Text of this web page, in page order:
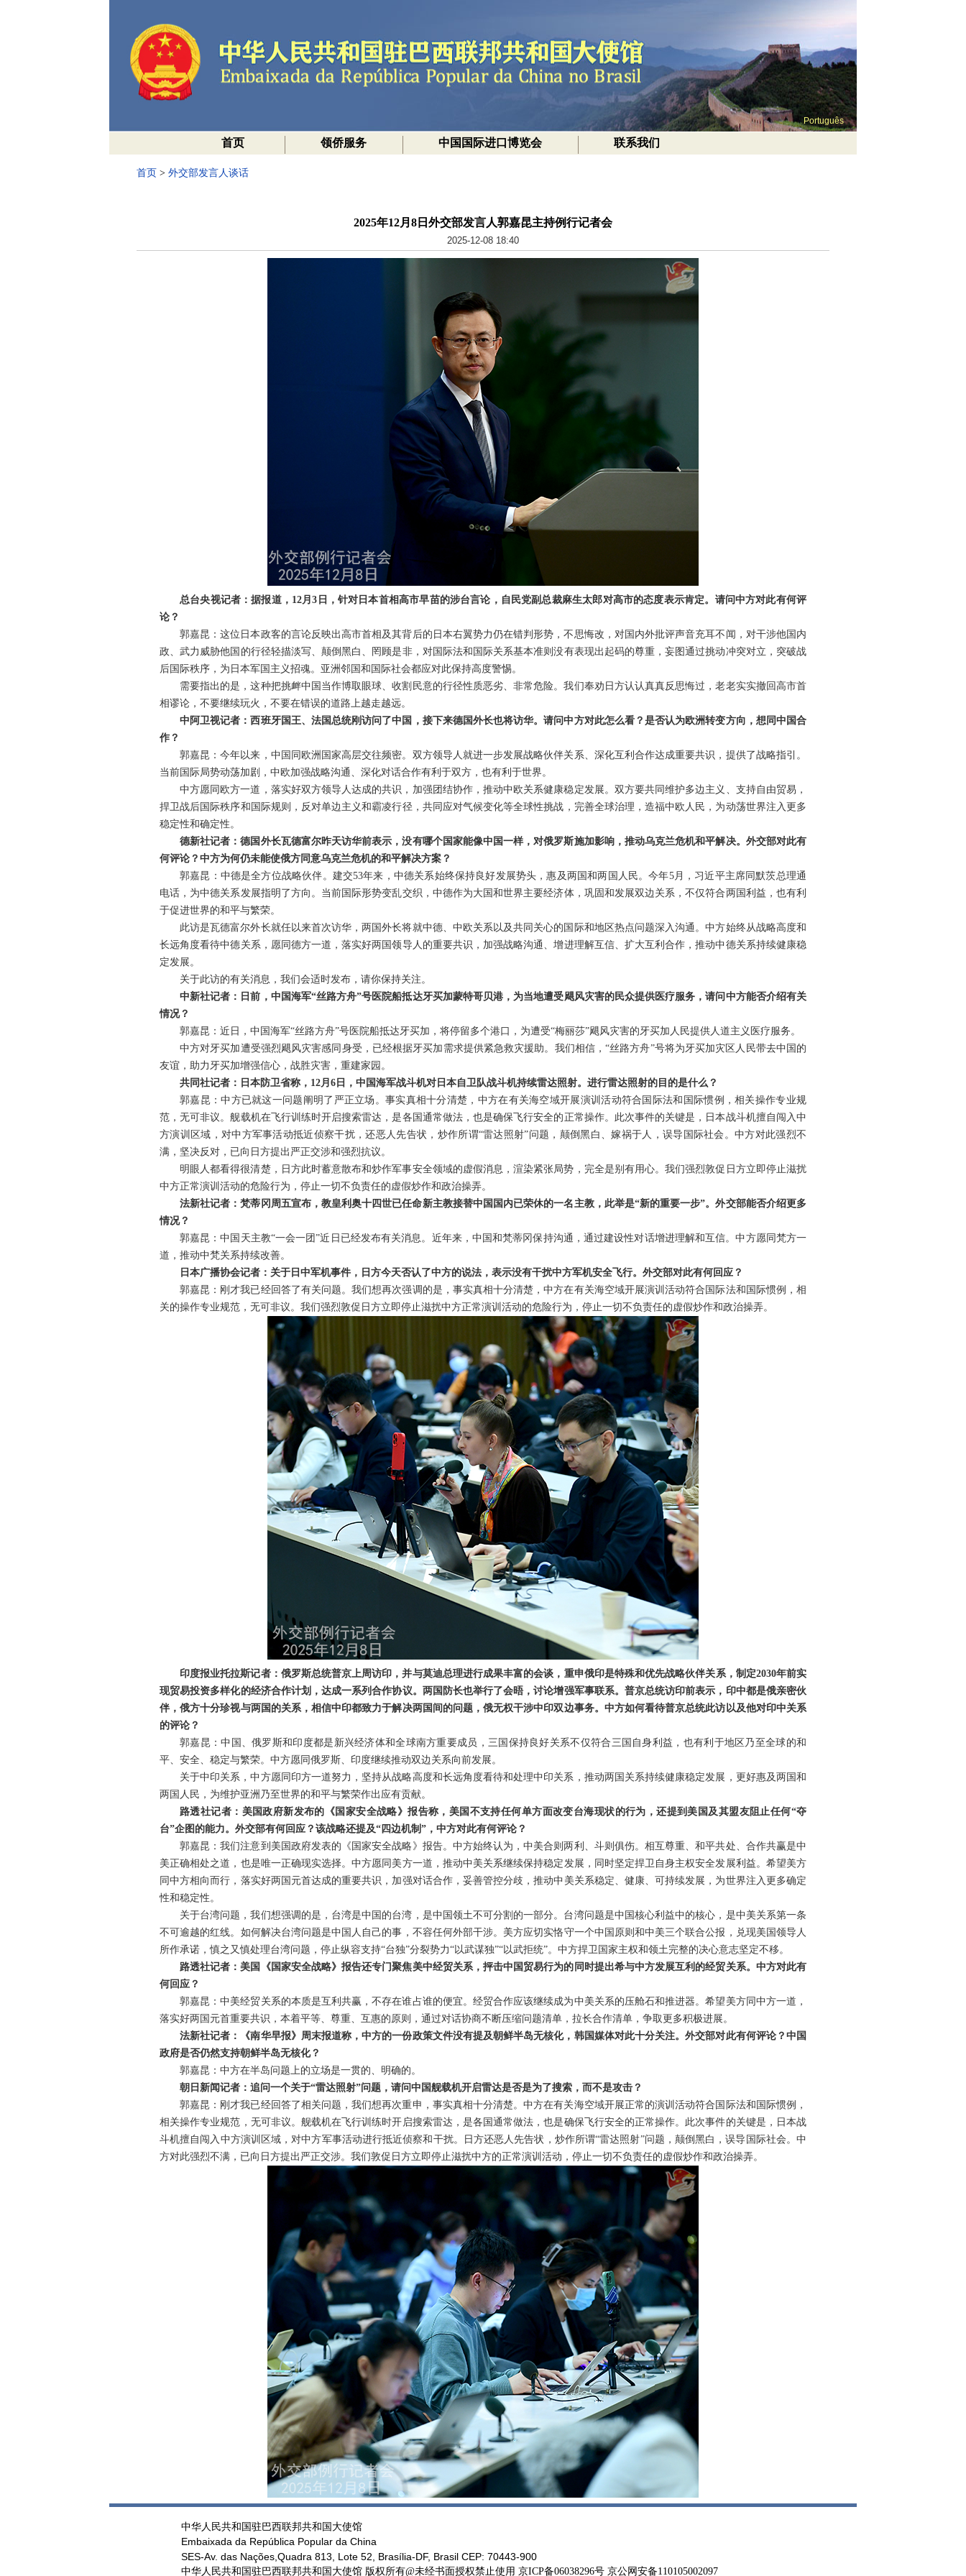
Português
首页 领侨服务 中国国际进口博览会 联系我们
首页 > 外交部发言人谈话
2025年12月8日外交部发言人郭嘉昆主持例行记者会
2025-12-08 18:40
总台央视记者：据报道，12月3日，针对日本首相高市早苗的涉台言论，自民党副总裁麻生太郎对高市的态度表示肯定。请问中方对此有何评
论？
郭嘉昆：这位日本政客的言论反映出高市首相及其背后的日本右翼势力仍在错判形势，不思悔改，对国内外批评声音充耳不闻，对干涉他国内
政、武力威胁他国的行径轻描淡写、颠倒黑白、罔顾是非，对国际法和国际关系基本准则没有表现出起码的尊重，妄图通过挑动冲突对立，突破战
后国际秩序，为日本军国主义招魂。亚洲邻国和国际社会都应对此保持高度警惕。
需要指出的是，这种把挑衅中国当作博取眼球、收割民意的行径性质恶劣、非常危险。我们奉劝日方认认真真反思悔过，老老实实撤回高市首
相谬论，不要继续玩火，不要在错误的道路上越走越远。
中阿卫视记者：西班牙国王、法国总统刚访问了中国，接下来德国外长也将访华。请问中方对此怎么看？是否认为欧洲转变方向，想同中国合
作？
郭嘉昆：今年以来，中国同欧洲国家高层交往频密。双方领导人就进一步发展战略伙伴关系、深化互利合作达成重要共识，提供了战略指引。
当前国际局势动荡加剧，中欧加强战略沟通、深化对话合作有利于双方，也有利于世界。
中方愿同欧方一道，落实好双方领导人达成的共识，加强团结协作，推动中欧关系健康稳定发展。双方要共同维护多边主义、支持自由贸易，
捍卫战后国际秩序和国际规则，反对单边主义和霸凌行径，共同应对气候变化等全球性挑战，完善全球治理，造福中欧人民，为动荡世界注入更多
稳定性和确定性。
德新社记者：德国外长瓦德富尔昨天访华前表示，没有哪个国家能像中国一样，对俄罗斯施加影响，推动乌克兰危机和平解决。外交部对此有
何评论？中方为何仍未能使俄方同意乌克兰危机的和平解决方案？
郭嘉昆：中德是全方位战略伙伴。建交53年来，中德关系始终保持良好发展势头，惠及两国和两国人民。今年5月，习近平主席同默茨总理通
电话，为中德关系发展指明了方向。当前国际形势变乱交织，中德作为大国和世界主要经济体，巩固和发展双边关系，不仅符合两国利益，也有利
于促进世界的和平与繁荣。
此访是瓦德富尔外长就任以来首次访华，两国外长将就中德、中欧关系以及共同关心的国际和地区热点问题深入沟通。中方始终从战略高度和
长远角度看待中德关系，愿同德方一道，落实好两国领导人的重要共识，加强战略沟通、增进理解互信、扩大互利合作，推动中德关系持续健康稳
定发展。
关于此访的有关消息，我们会适时发布，请你保持关注。
中新社记者：日前，中国海军“丝路方舟”号医院船抵达牙买加蒙特哥贝港，为当地遭受飓风灾害的民众提供医疗服务，请问中方能否介绍有关
情况？
郭嘉昆：近日，中国海军“丝路方舟”号医院船抵达牙买加，将停留多个港口，为遭受“梅丽莎”飓风灾害的牙买加人民提供人道主义医疗服务。
中方对牙买加遭受强烈飓风灾害感同身受，已经根据牙买加需求提供紧急救灾援助。我们相信，“丝路方舟”号将为牙买加灾区人民带去中国的
友谊，助力牙买加增强信心，战胜灾害，重建家园。
共同社记者：日本防卫省称，12月6日，中国海军战斗机对日本自卫队战斗机持续雷达照射。进行雷达照射的目的是什么？
郭嘉昆：中方已就这一问题阐明了严正立场。事实真相十分清楚，中方在有关海空域开展演训活动符合国际法和国际惯例，相关操作专业规
范，无可非议。舰载机在飞行训练时开启搜索雷达，是各国通常做法，也是确保飞行安全的正常操作。此次事件的关键是，日本战斗机擅自闯入中
方演训区域，对中方军事活动抵近侦察干扰，还恶人先告状，炒作所谓“雷达照射”问题，颠倒黑白、嫁祸于人，误导国际社会。中方对此强烈不
满，坚决反对，已向日方提出严正交涉和强烈抗议。
明眼人都看得很清楚，日方此时蓄意散布和炒作军事安全领域的虚假消息，渲染紧张局势，完全是别有用心。我们强烈敦促日方立即停止滋扰
中方正常演训活动的危险行为，停止一切不负责任的虚假炒作和政治操弄。
法新社记者：梵蒂冈周五宣布，教皇利奥十四世已任命新主教接替中国国内已荣休的一名主教，此举是“新的重要一步”。外交部能否介绍更多
情况？
郭嘉昆：中国天主教“一会一团”近日已经发布有关消息。近年来，中国和梵蒂冈保持沟通，通过建设性对话增进理解和互信。中方愿同梵方一
道，推动中梵关系持续改善。
日本广播协会记者：关于日中军机事件，日方今天否认了中方的说法，表示没有干扰中方军机安全飞行。外交部对此有何回应？
郭嘉昆：刚才我已经回答了有关问题。我们想再次强调的是，事实真相十分清楚，中方在有关海空域开展演训活动符合国际法和国际惯例，相
关的操作专业规范，无可非议。我们强烈敦促日方立即停止滋扰中方正常演训活动的危险行为，停止一切不负责任的虚假炒作和政治操弄。
印度报业托拉斯记者：俄罗斯总统普京上周访印，并与莫迪总理进行成果丰富的会谈，重申俄印是特殊和优先战略伙伴关系，制定2030年前实
现贸易投资多样化的经济合作计划，达成一系列合作协议。两国防长也举行了会晤，讨论增强军事联系。普京总统访印前表示，印中都是俄亲密伙
伴，俄方十分珍视与两国的关系，相信中印都致力于解决两国间的问题，俄无权干涉中印双边事务。中方如何看待普京总统此访以及他对印中关系
的评论？
郭嘉昆：中国、俄罗斯和印度都是新兴经济体和全球南方重要成员，三国保持良好关系不仅符合三国自身利益，也有利于地区乃至全球的和
平、安全、稳定与繁荣。中方愿同俄罗斯、印度继续推动双边关系向前发展。
关于中印关系，中方愿同印方一道努力，坚持从战略高度和长远角度看待和处理中印关系，推动两国关系持续健康稳定发展，更好惠及两国和
两国人民，为维护亚洲乃至世界的和平与繁荣作出应有贡献。
路透社记者：美国政府新发布的《国家安全战略》报告称，美国不支持任何单方面改变台海现状的行为，还提到美国及其盟友阻止任何“夺
台”企图的能力。外交部有何回应？该战略还提及“四边机制”，中方对此有何评论？
郭嘉昆：我们注意到美国政府发表的《国家安全战略》报告。中方始终认为，中美合则两利、斗则俱伤。相互尊重、和平共处、合作共赢是中
美正确相处之道，也是唯一正确现实选择。中方愿同美方一道，推动中美关系继续保持稳定发展，同时坚定捍卫自身主权安全发展利益。希望美方
同中方相向而行，落实好两国元首达成的重要共识，加强对话合作，妥善管控分歧，推动中美关系稳定、健康、可持续发展，为世界注入更多确定
性和稳定性。
关于台湾问题，我们想强调的是，台湾是中国的台湾，是中国领土不可分割的一部分。台湾问题是中国核心利益中的核心，是中美关系第一条
不可逾越的红线。如何解决台湾问题是中国人自己的事，不容任何外部干涉。美方应切实恪守一个中国原则和中美三个联合公报，兑现美国领导人
所作承诺，慎之又慎处理台湾问题，停止纵容支持“台独”分裂势力“以武谋独”“以武拒统”。中方捍卫国家主权和领土完整的决心意志坚定不移。
路透社记者：美国《国家安全战略》报告还专门聚焦美中经贸关系，抨击中国贸易行为的同时提出希与中方发展互利的经贸关系。中方对此有
何回应？
郭嘉昆：中美经贸关系的本质是互利共赢，不存在谁占谁的便宜。经贸合作应该继续成为中美关系的压舱石和推进器。希望美方同中方一道，
落实好两国元首重要共识，本着平等、尊重、互惠的原则，通过对话协商不断压缩问题清单，拉长合作清单，争取更多积极进展。
法新社记者：《南华早报》周末报道称，中方的一份政策文件没有提及朝鲜半岛无核化，韩国媒体对此十分关注。外交部对此有何评论？中国
政府是否仍然支持朝鲜半岛无核化？
郭嘉昆：中方在半岛问题上的立场是一贯的、明确的。
朝日新闻记者：追问一个关于“雷达照射”问题，请问中国舰载机开启雷达是否是为了搜索，而不是攻击？
郭嘉昆：刚才我已经回答了相关问题，我们想再次重申，事实真相十分清楚。中方在有关海空域开展正常的演训活动符合国际法和国际惯例，
相关操作专业规范，无可非议。舰载机在飞行训练时开启搜索雷达，是各国通常做法，也是确保飞行安全的正常操作。此次事件的关键是，日本战
斗机擅自闯入中方演训区域，对中方军事活动进行抵近侦察和干扰。日方还恶人先告状，炒作所谓“雷达照射”问题，颠倒黑白，误导国际社会。中
方对此强烈不满，已向日方提出严正交涉。我们敦促日方立即停止滋扰中方的正常演训活动，停止一切不负责任的虚假炒作和政治操弄。
中华人民共和国驻巴西联邦共和国大使馆
Embaixada da República Popular da China
SES-Av. das Nações,Quadra 813, Lote 52, Brasília-DF, Brasil CEP: 70443-900
中华人民共和国驻巴西联邦共和国大使馆 版权所有@未经书面授权禁止使用 京ICP备06038296号 京公网安备110105002097